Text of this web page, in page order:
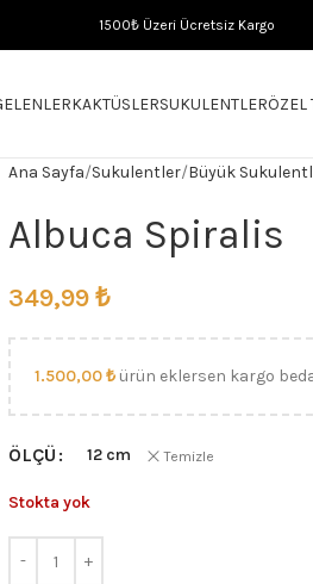
1500₺ Üzeri Ücretsiz Kargo
KAKTÜSLERSUKULENTLERÖZEL
Ana Sayfa Sukulentler Büyük
Albuca Spiralis
349,99 ₺
1.500,00₺ ürün eklersen kargo
ÖLÇÜ 12 cm Temizle
Stokta yok